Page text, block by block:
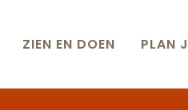
ZIEN EN DOEN PLAN